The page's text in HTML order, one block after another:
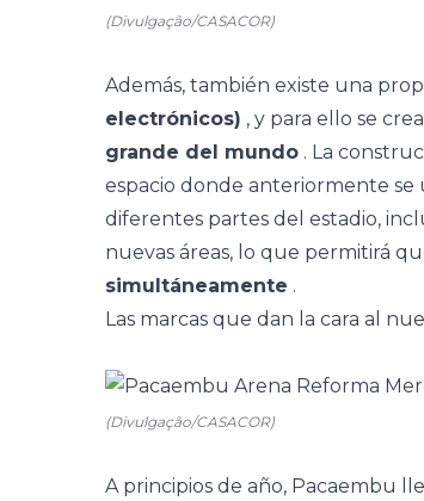
(Divulgação/CASACOR)
Además, también existe una
electrónicos) , y para ello se
grande del mundo . La
espacio donde anteriormente
diferentes partes del estadio,
nuevas áreas, lo que permitirá
simultáneamente .
Las marcas que dan la cara al
(Divulgação/CASACOR)
A principios de año, Pacaembu